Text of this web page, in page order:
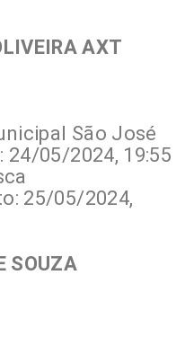
AXT
São José
24/05/2024, 19:55
25/05/2024,
SOUZA